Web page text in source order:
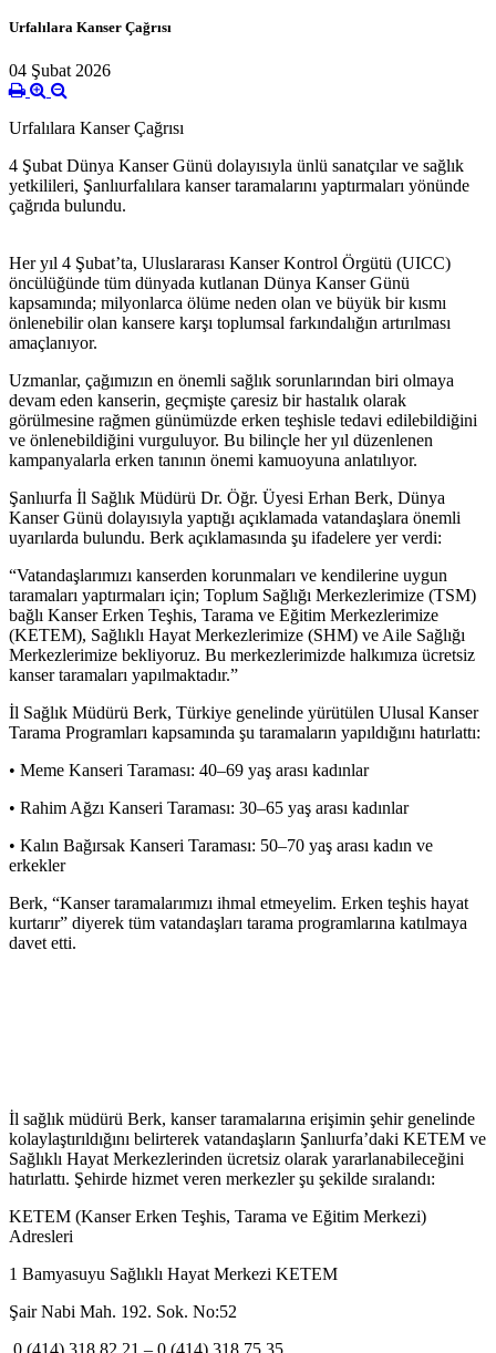
Urfalılara Kanser Çağrısı
04 Şubat 2026
Urfalılara Kanser Çağrısı
4 Şubat Dünya Kanser Günü dolayısıyla ünlü sanatçılar ve sağlık
yetkilileri, Şanlıurfalılara kanser taramalarını yaptırmaları yönünde
çağrıda bulundu.
Her yıl 4 Şubat’ta, Uluslararası Kanser Kontrol Örgütü (UICC)
öncülüğünde tüm dünyada kutlanan Dünya Kanser Günü
kapsamında; milyonlarca ölüme neden olan ve büyük bir kısmı
önlenebilir olan kansere karşı toplumsal farkındalığın artırılması
amaçlanıyor.
Uzmanlar, çağımızın en önemli sağlık sorunlarından biri olmaya
devam eden kanserin, geçmişte çaresiz bir hastalık olarak
görülmesine rağmen günümüzde erken teşhisle tedavi edilebildiğini
ve önlenebildiğini vurguluyor. Bu bilinçle her yıl düzenlenen
kampanyalarla erken tanının önemi kamuoyuna anlatılıyor.
Şanlıurfa İl Sağlık Müdürü Dr. Öğr. Üyesi Erhan Berk, Dünya
Kanser Günü dolayısıyla yaptığı açıklamada vatandaşlara önemli
uyarılarda bulundu. Berk açıklamasında şu ifadelere yer verdi:
“Vatandaşlarımızı kanserden korunmaları ve kendilerine uygun
taramaları yaptırmaları için; Toplum Sağlığı Merkezlerimize (TSM)
bağlı Kanser Erken Teşhis, Tarama ve Eğitim Merkezlerimize
(KETEM), Sağlıklı Hayat Merkezlerimize (SHM) ve Aile Sağlığı
Merkezlerimize bekliyoruz. Bu merkezlerimizde halkımıza ücretsiz
kanser taramaları yapılmaktadır.”
İl Sağlık Müdürü Berk, Türkiye genelinde yürütülen Ulusal Kanser
Tarama Programları kapsamında şu taramaların yapıldığını hatırlattı:
• Meme Kanseri Taraması: 40–69 yaş arası kadınlar
• Rahim Ağzı Kanseri Taraması: 30–65 yaş arası kadınlar
• Kalın Bağırsak Kanseri Taraması: 50–70 yaş arası kadın ve
erkekler
Berk, “Kanser taramalarımızı ihmal etmeyelim. Erken teşhis hayat
kurtarır” diyerek tüm vatandaşları tarama programlarına katılmaya
davet etti.
İl sağlık müdürü Berk, kanser taramalarına erişimin şehir genelinde
kolaylaştırıldığını belirterek vatandaşların Şanlıurfa’daki KETEM ve
Sağlıklı Hayat Merkezlerinden ücretsiz olarak yararlanabileceğini
hatırlattı. Şehirde hizmet veren merkezler şu şekilde sıralandı:
KETEM (Kanser Erken Teşhis, Tarama ve Eğitim Merkezi)
Adresleri
1 Bamyasuyu Sağlıklı Hayat Merkezi KETEM
Şair Nabi Mah. 192. Sok. No:52